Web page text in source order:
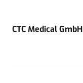
CTC Medical GmbH